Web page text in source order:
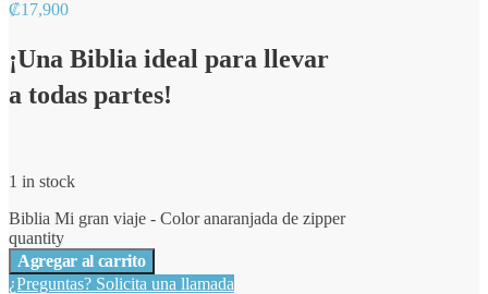
₡17,900
¡Una Biblia ideal para llevar
a todas partes!
1 in stock
Biblia Mi gran viaje - Color anaranjada de zipper
quantity
Agregar al carrito
¿Preguntas? Solicita una llamada